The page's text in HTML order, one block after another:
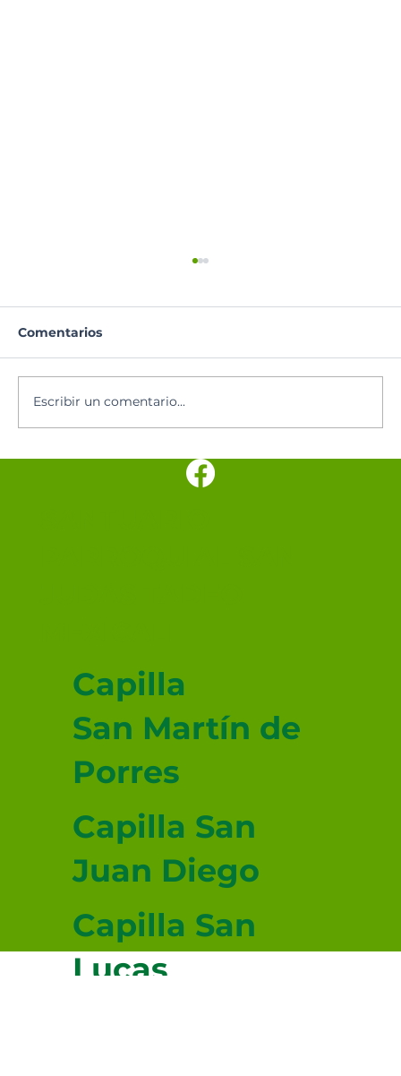
Hoy se celebra a Nuestra Señora de
los Ángeles, patrona de Costa Rica
Comentarios
Escribir un comentario...
Capilla
San Martín de
Porres
Capilla San
Juan Diego
Capilla San
Lucas